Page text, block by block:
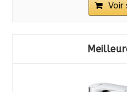
Voir